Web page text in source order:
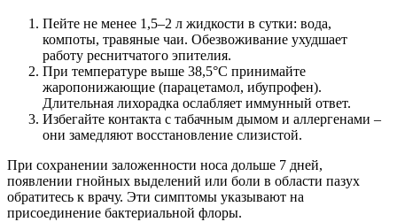
Пейте не менее 1,5–2 л жидкости в сутки: вода,
компоты, травяные чаи. Обезвоживание ухудшает
работу реснитчатого эпителия.
При температуре выше 38,5°C принимайте
жаропонижающие (парацетамол, ибупрофен).
Длительная лихорадка ослабляет иммунный ответ.
Избегайте контакта с табачным дымом и аллергенами –
они замедляют восстановление слизистой.
При сохранении заложенности носа дольше 7 дней,
появлении гнойных выделений или боли в области пазух
обратитесь к врачу. Эти симптомы указывают на
присоединение бактериальной флоры.